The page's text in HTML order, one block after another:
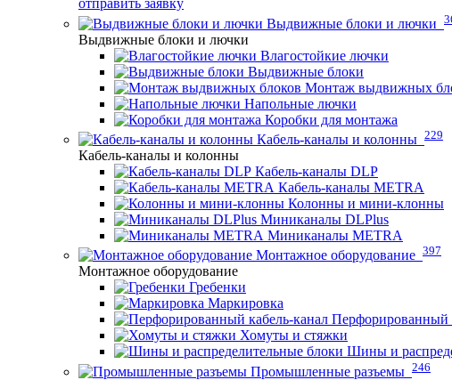
отправить заявку
Выдвижные блоки и лючки
Выдвижные блоки и лючки
Влагостойкие лючки
Выдвижные блоки
Монтаж выдвижных
Напольные лючки
Коробки для монтажа
Кабель-каналы и колонны 229
Кабель-каналы и колонны
Кабель-каналы DLP
Кабель-каналы METRA
Колонны и мини-клонны
Миниканалы DLPlus
Миниканалы METRA
Монтажное оборудование 397
Монтажное оборудование
Гребенки
Маркировка
Перфорированный
Хомуты и стяжки
Шины и
Промышленные разъемы 246